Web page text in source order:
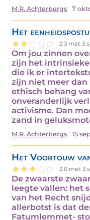
M.R. Achterbergs 7
Het
2.3 met 3
Om jou zinnen
zijn het
die ik er
zijn niet meer dan
ethisch behang
onveranderlijk
activisme. Dan
zand in
M.R. Achterbergs 15
Het Voortouw
3.0 met 3
De zwaarste
leegte vallen: het
van het Recht
allerbotst is dat
Fatumlemmet-